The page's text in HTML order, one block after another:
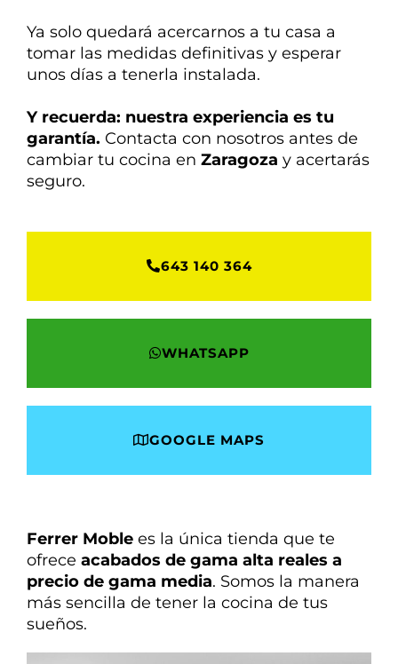
Ya solo quedará acercarnos a tu casa a
tomar las medidas definitivas y esperar
unos días a tenerla instalada.
Y recuerda: nuestra experiencia es tu
garantía. Contacta con nosotros antes de
cambiar tu cocina en Zaragoza y acertarás
seguro.
643 140 364
WHATSAPP
GOOGLE MAPS
Ferrer Moble es la única tienda que te
ofrece acabados de gama alta reales a
precio de gama media. Somos la manera
más sencilla de tener la cocina de tus
sueños.